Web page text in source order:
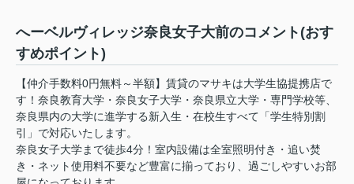
へーベルヴィレッジ奈良女子大前のコメント(おす
すめポイント)
【仲介手数料0円無料～半額】賃貸のマサキは大学生協提携店で
す！奈良教育大学・奈良女子大学・奈良県立大学・専門学校等、
奈良県内の大学に進学する新入生・在校生すべて「学生特別割
引」で対応いたします。
奈良女子大学まで徒歩4分！室内設備は全室照明付き・追い焚
き・ネット使用料不要など豊富に揃っており、過ごしやすいお部